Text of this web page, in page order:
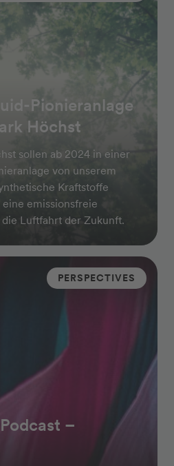
Pionieranlage
Höchst
sollen ab 2024 in einer
von unserem
Kraftstoffe
emissionsfreie
Luftfahrt der Zukunft.
PERSPECTIVES
–